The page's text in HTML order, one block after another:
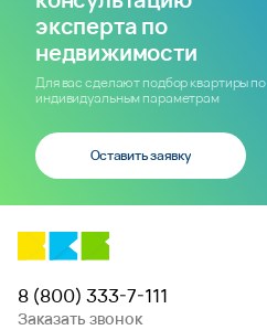
эксперта по
недвижимости
Для вас сделают подбор квартиры по
индивидуальным параметрам
Оставить заявку
8 (800) 333-7-111
Заказать звонок